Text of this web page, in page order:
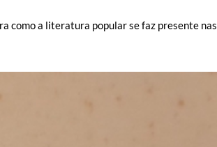
como a literatura popular se faz presente nas